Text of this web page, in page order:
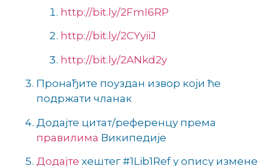
http://bit.ly/2FmI6RP
http://bit.ly/2CYyiiJ
http://bit.ly/2ANkd2y
Пронађите поуздан извор који ће
подржати чланак
Додајте цитат/референцу према
правилима Википедије
Додајте хештег #1Lib1Ref у опису измене